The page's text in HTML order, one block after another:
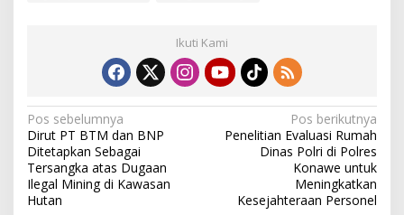
Ikuti Kami
N
a
v
i
Pos sebelumnya
Dirut PT BTM dan BNP
Ditetapkan Sebagai
Tersangka atas Dugaan
Ilegal Mining di Kawasan
Hutan
Pos berikutnya
Penelitian Evaluasi Rumah
Dinas Polri di Polres
Konawe untuk
Meningkatkan
Kesejahteraan Personel